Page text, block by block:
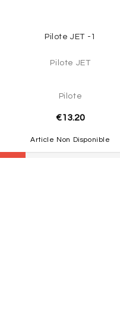
Pilote JET -1
Pilote JET
Pilote
€13.20
Article Non Disponible